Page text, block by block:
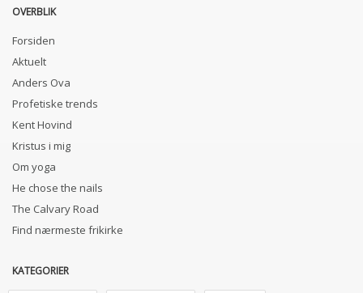
OVERBLIK
Forsiden
Aktuelt
Anders Ova
Profetiske trends
Kent Hovind
Kristus i mig
Om yoga
He chose the nails
The Calvary Road
Find nærmeste frikirke
KATEGORIER